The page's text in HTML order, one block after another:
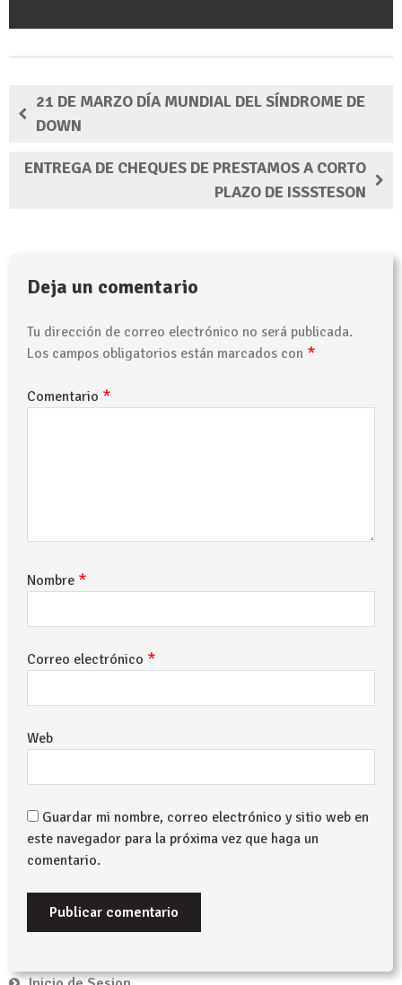
21 DE MARZO DÍA MUNDIAL DEL SÍNDROME DE
DOWN
ENTREGA DE CHEQUES DE PRESTAMOS A CORTO
PLAZO DE ISSSTESON
Deja un comentario
Tu dirección de correo electrónico no será publicada.
Los campos obligatorios están marcados con *
Comentario *
Nombre *
Correo electrónico *
Web
Guardar mi nombre, correo electrónico y sitio web en
este navegador para la próxima vez que haga un
comentario.